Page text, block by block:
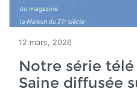
12 mars, 2026
Notre série télé
Saine diffusée